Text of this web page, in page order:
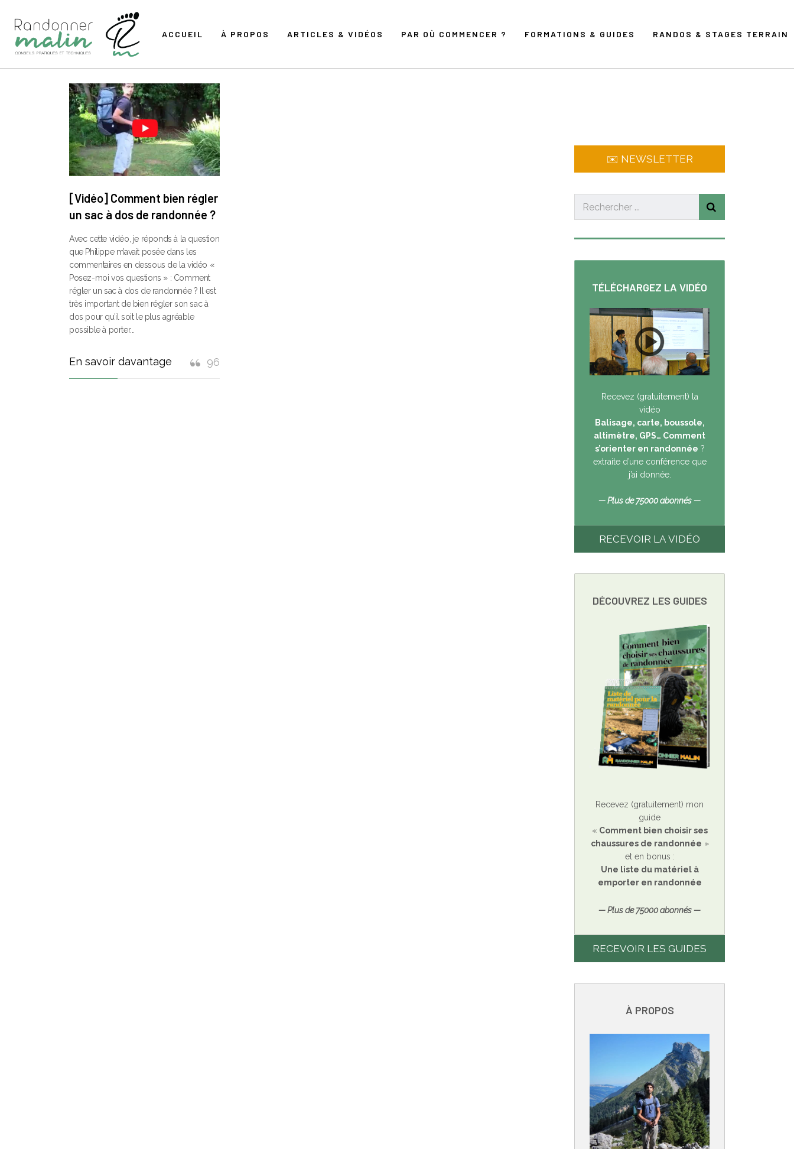
ACCUEIL À PROPOS ARTICLES & VIDÉOS PAR OÙ COMMENCER ? FORMATIONS & GUIDES RANDOS & STAGES TERRAIN
[Vidéo] Comment bien régler
un sac à dos de randonnée ?
Avec cette vidéo, je réponds à la question
que Philippe m’avait posée dans les
commentaires en dessous de la vidéo «
Posez-moi vos questions » : Comment
régler un sac à dos de randonnée ? Il est
très important de bien régler son sac à
dos pour qu’il soit le plus agréable
possible à porter...
En savoir davantage 96
✉️ NEWSLETTER
TÉLÉCHARGEZ LA VIDÉO
Recevez (gratuitement) la
vidéo
Balisage, carte, boussole,
altimètre, GPS… Comment
s’orienter en randonnée ?
extraite d’une conférence que
j’ai donnée.
— Plus de 75000 abonnés —
RECEVOIR LA VIDÉO
DÉCOUVREZ LES GUIDES
Recevez (gratuitement) mon
guide
« Comment bien choisir ses
chaussures de randonnée »
et en bonus :
Une liste du matériel à
emporter en randonnée
— Plus de 75000 abonnés —
RECEVOIR LES GUIDES
À PROPOS